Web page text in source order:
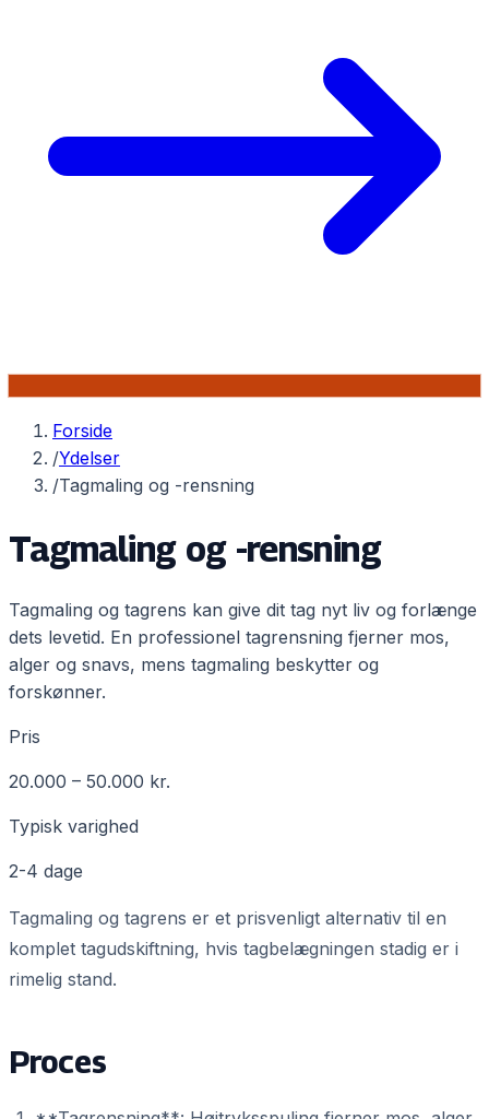
Forside
/Ydelser
/Tagmaling og -rensning
Tagmaling og -rensning
Tagmaling og tagrens kan give dit tag nyt liv og forlænge
dets levetid. En professionel tagrensning fjerner mos,
alger og snavs, mens tagmaling beskytter og
forskønner.
Pris
20.000 – 50.000 kr.
Typisk varighed
2-4 dage
Tagmaling og tagrens er et prisvenligt alternativ til en
komplet tagudskiftning, hvis tagbelægningen stadig er i
rimelig stand.
Proces